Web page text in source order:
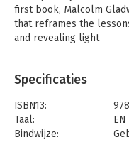
first book, Malcolm
that reframes the
and revealing light
Specificaties
ISBN13:
Taal:
EN
Bindwijze: